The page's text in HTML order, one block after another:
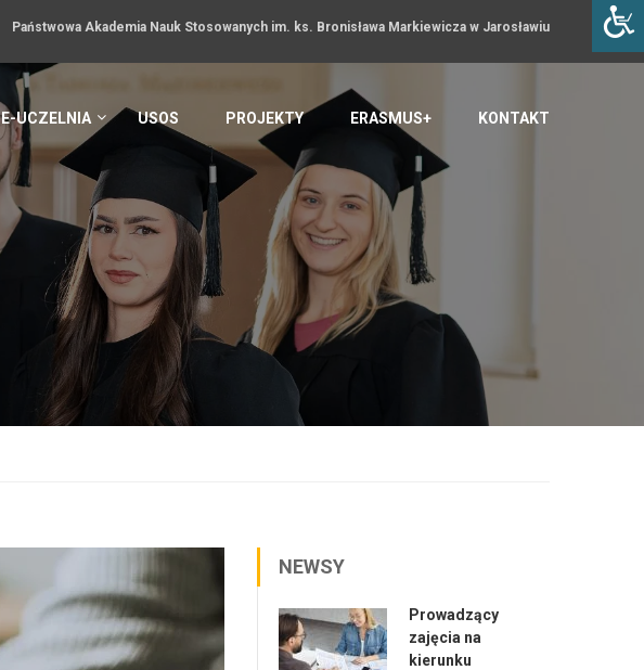
Państwowa Akademia Nauk Stosowanych im. ks. Bronisława Markiewicza w Jarosławiu
E-UCZELNIA USOS PROJEKTY ERASMUS+ KONTAKT
NEWSY
Prowadzący
zajęcia na
kierunku